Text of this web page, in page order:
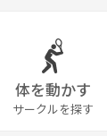
体を動かす
サークルを探す